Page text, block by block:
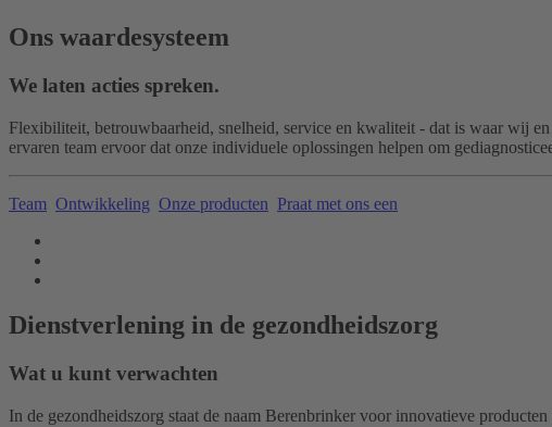
Ons waardesysteem
We laten acties spreken.
Flexibiliteit, betrouwbaarheid, snelheid, service en kwaliteit - dat is waar wij
ervaren team ervoor dat onze individuele oplossingen helpen om
Team Ontwikkeling Onze producten Praat met ons een
Dienstverlening in de gezondheidszorg
Wat u kunt verwachten
In de gezondheidszorg staat de naam Berenbrinker voor innovatieve